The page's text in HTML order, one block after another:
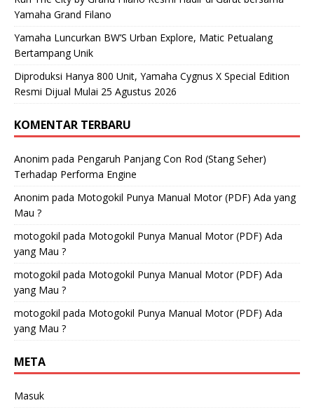
Yamaha Grand Filano
Yamaha Luncurkan BW’S Urban Explore, Matic Petualang
Bertampang Unik
Diproduksi Hanya 800 Unit, Yamaha Cygnus X Special Edition
Resmi Dijual Mulai 25 Agustus 2026
KOMENTAR TERBARU
Anonim pada Pengaruh Panjang Con Rod (Stang Seher)
Terhadap Performa Engine
Anonim pada Motogokil Punya Manual Motor (PDF) Ada yang
Mau ?
motogokil pada Motogokil Punya Manual Motor (PDF) Ada
yang Mau ?
motogokil pada Motogokil Punya Manual Motor (PDF) Ada
yang Mau ?
motogokil pada Motogokil Punya Manual Motor (PDF) Ada
yang Mau ?
META
Masuk